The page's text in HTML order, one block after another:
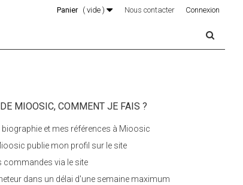
Connexion
Nous contacter
Panier ( vide )
MIOOSIC, COMMENT JE FAIS ?
et mes références à Mioosic
publie mon profil sur le site
commandes via le site
dans un délai d'une semaine maximum